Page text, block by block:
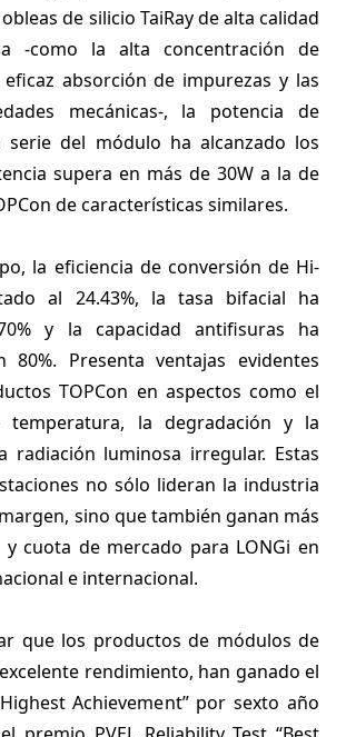
de silicio TaiRay de alta calidad
-como la alta concentración de
absorción de impurezas y las
mecánicas-, la potencia de
serie del módulo ha alcanzado los
supera en más de 30W a la de
de características similares.
la eficiencia de conversión de Hi-
al 24.43%, la tasa bifacial ha
y la capacidad antifisuras ha
80%. Presenta ventajas evidentes
TOPCon en aspectos como el
temperatura, la degradación y la
radiación luminosa irregular. Estas
no sólo lideran la industria
sino que también ganan más
cuota de mercado para LONGi en
e internacional.
que los productos de módulos de
rendimiento, han ganado el
Achievement” por sexto año